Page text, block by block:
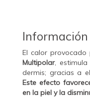
Información
El calor
Multipolar,
dermis; gracias a
Este efecto
en la piel y la